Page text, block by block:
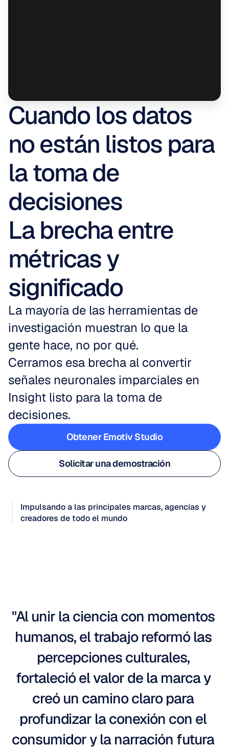
Cuando los datos
no están listos para
la toma de
decisiones
La brecha entre
métricas y
significado
La mayoría de las herramientas de
investigación muestran lo que la
gente hace, no por qué.
Cerramos esa brecha al convertir
señales neuronales imparciales en
Insight listo para la toma de
decisiones.
Obtener Emotiv Studio
Obtener Emotiv Studio
Solicitar una demostración
Solicitar una demostración
Impulsando a las principales marcas, agencias y
creadores de todo el mundo
"Al unir la ciencia con momentos
humanos, el trabajo reformó las
percepciones culturales,
fortaleció el valor de la marca y
creó un camino claro para
profundizar la conexión con el
consumidor y la narración futura